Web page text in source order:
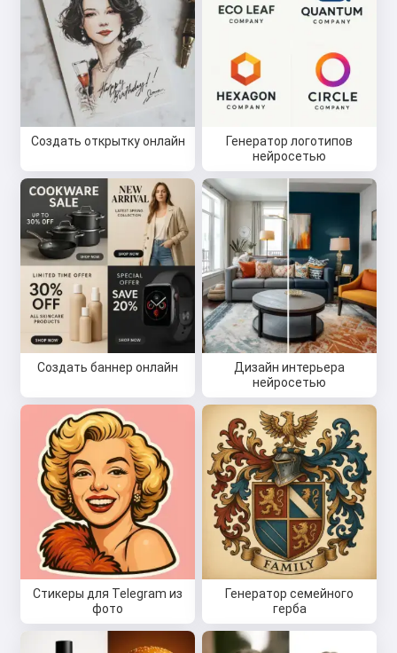
Создать открытку онлайн
Генератор логотипов
нейросетью
Создать баннер онлайн
Дизайн интерьера
нейросетью
Стикеры для Telegram из
фото
Генератор семейного
герба